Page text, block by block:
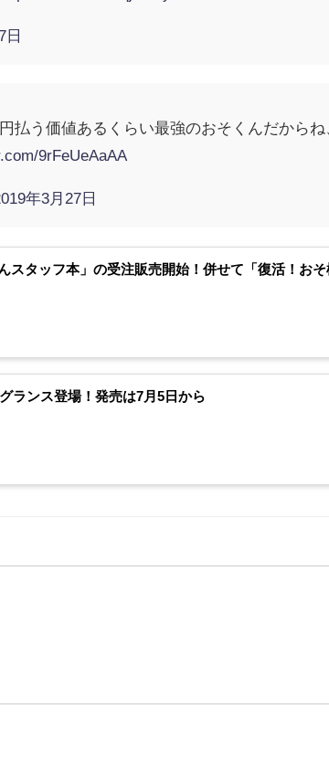
日
払う価値あるくらい最強のおそくんだから
9rFeUeAaAA
年3月27日
スタッフ本」の受注販売開始！併せて「復活！お
ランス登場！発売は7月5日から